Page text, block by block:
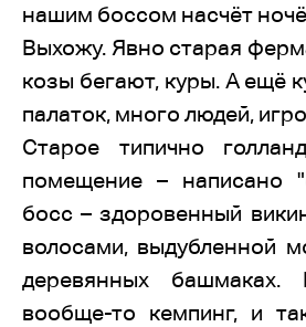
нашим боссом насчёт
Выхожу. Явно старая
козы бегают, куры. А ещё
палаток, много людей,
Старое типично
помещение – написано
босс – здоровенный
волосами, выдубленной
деревянных
вообще-то кемпинг, и